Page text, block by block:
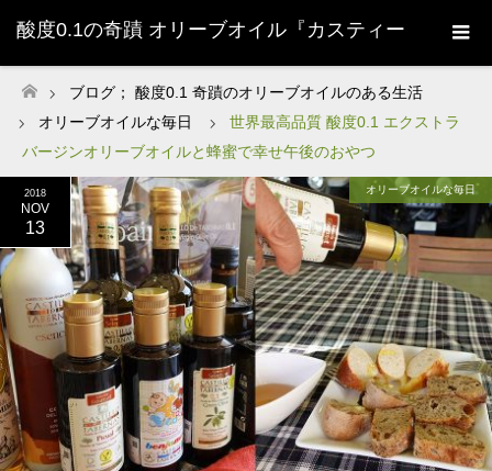
酸度0.1の奇蹟 オリーブオイル『カスティー
ジョ・デ・タベルナス0.1』株式会社清州
Sherry-
ホーム
ブログ； 酸度0.1 奇蹟のオリーブオイルのある生活
オリーブオイルな毎日
世界最高品質 酸度0.1 エクストラ
バージンオリーブオイルと蜂蜜で幸せ午後のおやつ
2018
NOV
13
オリーブオイルな毎日